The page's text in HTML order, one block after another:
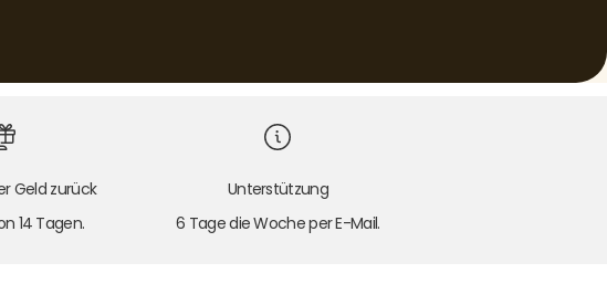
Geld zurück
14 Tagen.
Unterstützung
6 Tage die Woche per E-Mail.